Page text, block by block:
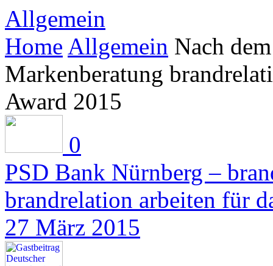
Allgemein
Home Allgemein Nach
Markenberatung
Award 2015
0
PSD Bank Nürnberg –
brandrelation arbeiten für
27 März 2015